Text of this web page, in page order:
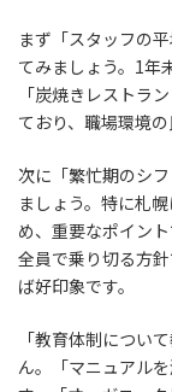
まず「スタッフの
てみましょう。1年
「炭焼きレストラ
ており、職場環境の
次に「繁忙期のシ
ましょう。特に札
め、重要なポイン
全員で乗り切る方
ば好印象です。
「教育体制につい
ん。「マニュアル